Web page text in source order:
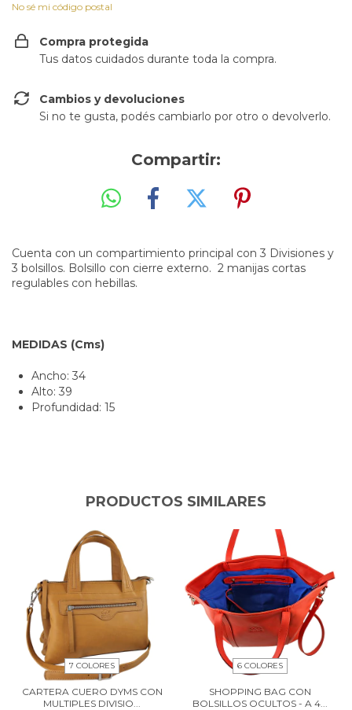
No sé mi código postal
Compra protegida
Tus datos cuidados durante toda la compra.
Cambios y devoluciones
Si no te gusta, podés cambiarlo por otro o devolverlo.
Compartir:
Cuenta con un compartimiento principal con 3 Divisiones y
3 bolsillos. Bolsillo con cierre externo. 2 manijas cortas
regulables con hebillas.
MEDIDAS (Cms)
Ancho: 34
Alto: 39
Profundidad: 15
PRODUCTOS SIMILARES
7 COLORES
CARTERA CUERO DYMS CON
MULTIPLES DIVISIO...
6 COLORES
SHOPPING BAG CON
BOLSILLOS OCULTOS - A 4...